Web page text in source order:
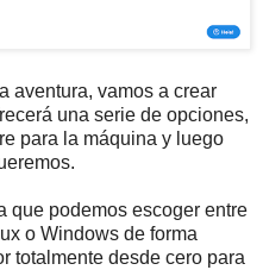
aventura, vamos a crear
una serie de opciones,
para la máquina y luego
que podemos escoger entre
o Windows de forma
totalmente desde cero para